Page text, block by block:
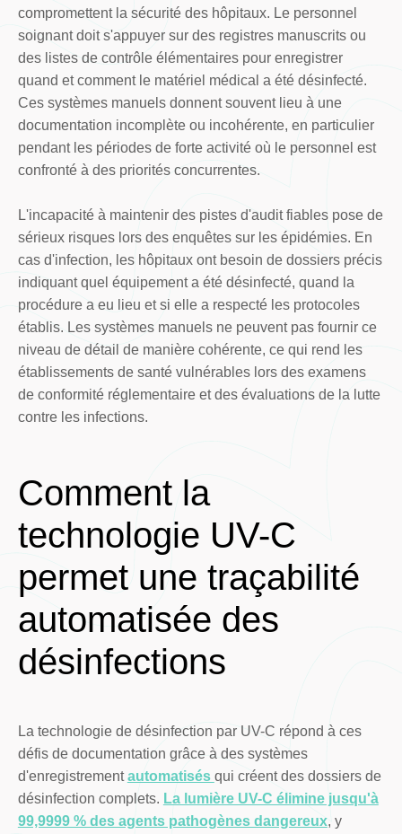
compromettent la sécurité des hôpitaux. Le personnel
soignant doit s'appuyer sur des registres manuscrits ou
des listes de contrôle élémentaires pour enregistrer
quand et comment le matériel médical a été désinfecté.
Ces systèmes manuels donnent souvent lieu à une
documentation incomplète ou incohérente, en particulier
pendant les périodes de forte activité où le personnel est
confronté à des priorités concurrentes.
L'incapacité à maintenir des pistes d'audit fiables pose de
sérieux risques lors des enquêtes sur les épidémies. En
cas d'infection, les hôpitaux ont besoin de dossiers précis
indiquant quel équipement a été désinfecté, quand la
procédure a eu lieu et si elle a respecté les protocoles
établis. Les systèmes manuels ne peuvent pas fournir ce
niveau de détail de manière cohérente, ce qui rend les
établissements de santé vulnérables lors des examens
de conformité réglementaire et des évaluations de la lutte
contre les infections.
Comment la
technologie UV-C
permet une traçabilité
automatisée des
désinfections
La technologie de désinfection par UV-C répond à ces
défis de documentation grâce à des systèmes
d'enregistrementautomatisés qui créent des dossiers de
désinfection complets. La lumière UV-C élimine jusqu'à
99,9999 % des agents pathogènes dangereux, y